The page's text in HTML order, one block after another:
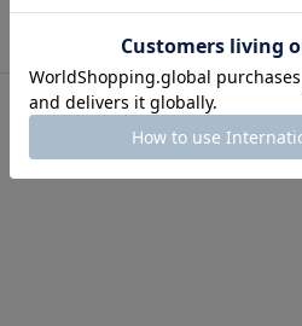
このアイテムを見た人はこの商